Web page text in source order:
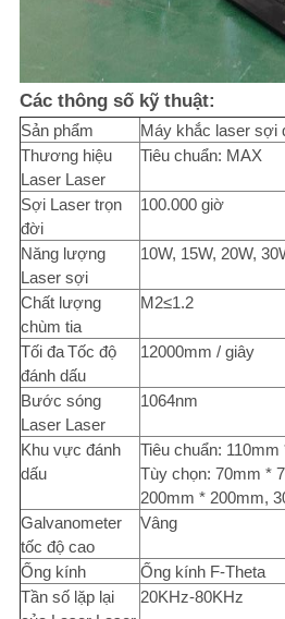
Các thông số kỹ thuật:
Sản phẩm
Máy khắc laser sợi
Thương hiệu
Laser Laser
Tiêu chuẩn: MAX
Sợi Laser trọn
đời
100.000 giờ
Năng lượng
Laser sợi
10W, 15W, 20W,
Chất lượng
chùm tia
M2≤1.2
Tối đaTốc độ
đánh dấu
12000mm / giây
Bước sóng
Laser Laser
1064nm
Khu vực đánh
dấu
Tiêu chuẩn: 110mm
Tùy chọn: 70mm *
200mm * 200mm,
Galvanometer
tốc độ cao
Vâng
Ống kính
Ống kính F-Theta
Tần số lặp lại
20KHz-80KHz